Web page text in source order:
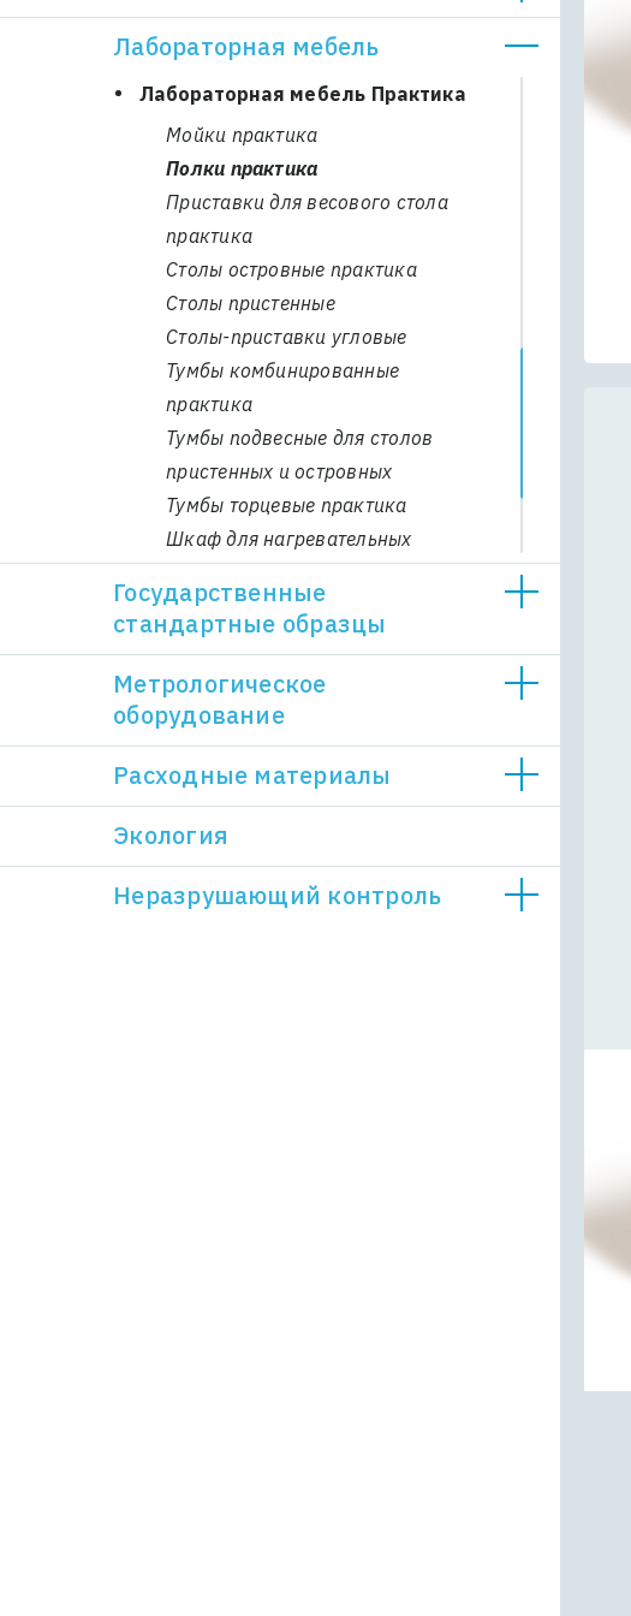
Лабораторная мебель
Шкафы модульные
Столы лабораторные
Лабораторная мебель Практика
Мойки практика
Полки практика
Приставки для весового стола
практика
Столы островные практика
Столы пристенные
Столы-приставки угловые
Тумбы комбинированные
практика
Тумбы подвесные для столов
пристенных и островных
Тумбы торцевые практика
Шкаф для нагревательных
Шкафы вытяжные практика
Электрика для стола
пристенного практика
Государственные
стандартные образцы
Метрологическое
оборудование
Расходные материалы
Экология
Неразрушающий контроль